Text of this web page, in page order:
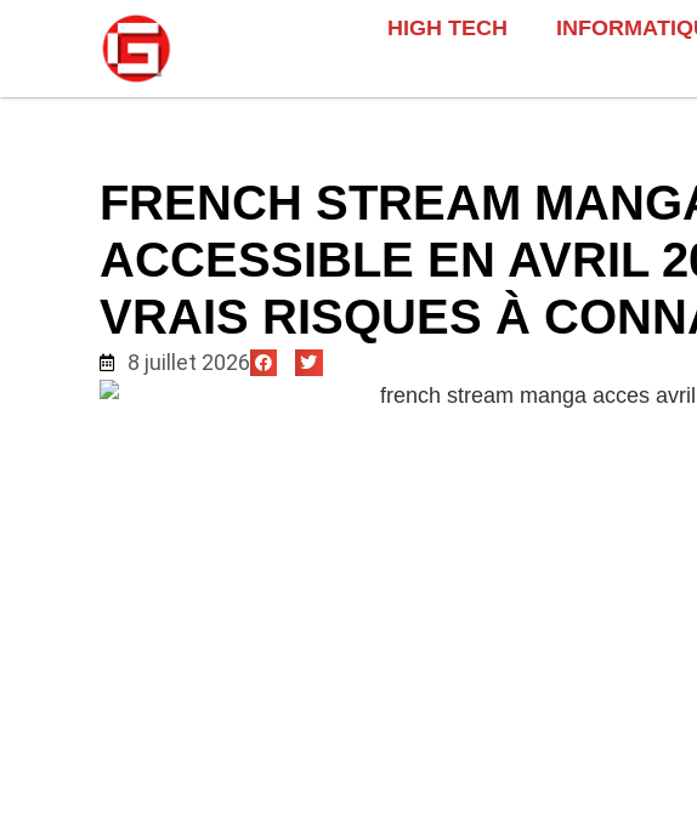
HIGH TECH
FRENCH STREAM
ACCESSIBLE EN AVRIL
VRAIS RISQUES À
8 juillet 2026